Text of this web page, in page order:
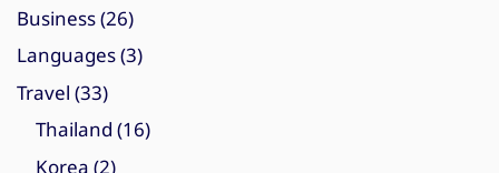
Business(26)
Languages(3)
Travel (33)
Thailand (16)
Korea (2)